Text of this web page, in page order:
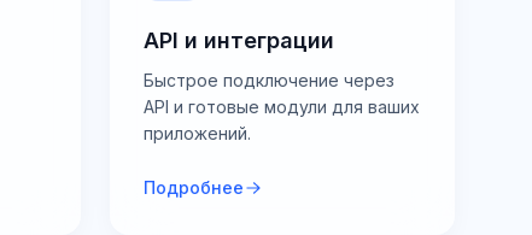
API и интеграции
Быстрое подключение через
API и готовые модули для ваших
приложений.
Подробнее